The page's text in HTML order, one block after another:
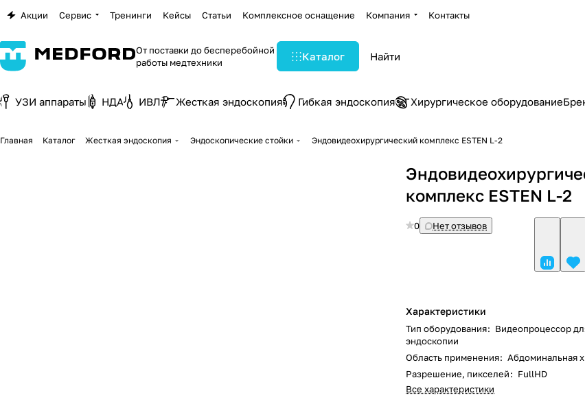
Акции Сервис Тренинги Кейсы Статьи Комплексное оснащение Компания Контакты
От поставки до бесперебойной
работы медтехники
Каталог
УЗИ аппараты НДА ИВЛ Жесткая эндоскопия Гибкая эндоскопия Хирургическое оборудование
Главная Каталог Жесткая эндоскопия Эндоскопические стойки Эндовидеохирургический комплекс ESTEN L-2
комплекс ESTEN L-2
0 Нет отзывов
Характеристики
Тип оборудования: Видеопроцессор
эндоскопии
Область применения: Абдоминальная
Разрешение, пикселей: FullHD
Все характеристики